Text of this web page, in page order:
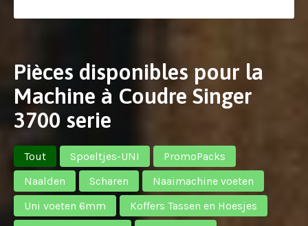
Pièces disponibles pour la
Machine à Coudre Singer
3700 serie
Tout Spoeltjes-UNI
PromoPacks
Naalden
Scharen
Naaimachine voeten
Uni voeten 6mm
Koffers Tassen en Hoesjes